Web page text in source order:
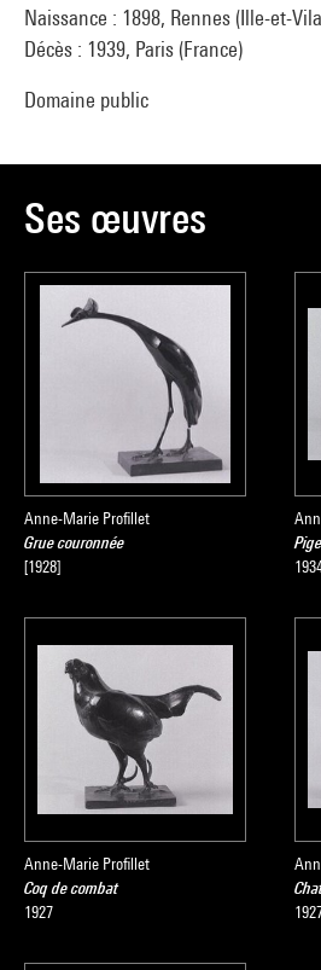
Naissance : 1898, Rennes (Ille-et-
Décès : 1939, Paris (France)
Domaine public
Ses œuvres
Anne-Marie Profillet
Grue couronnée
[1928]
Anne-Marie Profillet
Coq de combat
1927